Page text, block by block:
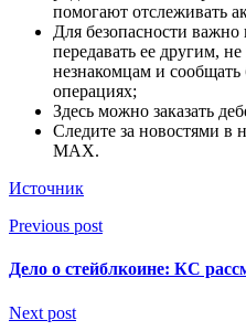
помогают отслеживать
Для безопасности
передавать ее другим,
незнакомцам и
операциях;
Здесь можно заказать
Следите за новостями в
MAX.
Источник
Previous post
Дело о стейблкоине: КС
Next post